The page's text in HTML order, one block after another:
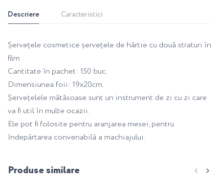
Descriere Caracteristici
Șervețele cosmetice șervețele de hârtie cu două straturi în
film.
Cantitate în pachet: 150 buc.
Dimensiunea foii: 19x20cm.
Șervețelele mătăsoase sunt un instrument de zi cu zi care
va fi util în multe ocazii.
Ele pot fi folosite pentru aranjarea mesei, pentru
îndepărtarea convenabilă a machiajului.
Produse similare